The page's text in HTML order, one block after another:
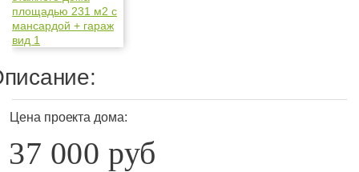
Цена проекта дома:
37 000 руб